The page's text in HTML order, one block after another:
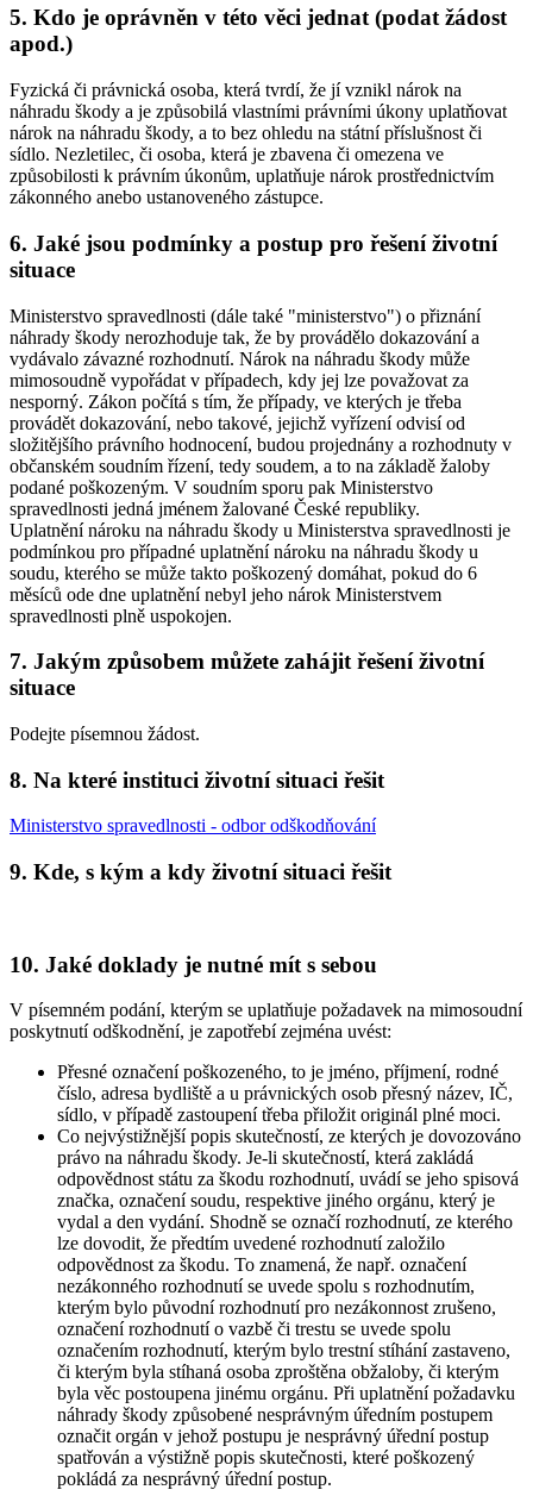
5. Kdo je oprávněn v této věci jednat (podat žádost
apod.)
Fyzická či právnická osoba, která tvrdí, že jí vznikl nárok na
náhradu škody a je způsobilá vlastními právními úkony uplatňovat
nárok na náhradu škody, a to bez ohledu na státní příslušnost či
sídlo. Nezletilec, či osoba, která je zbavena či omezena ve
způsobilosti k právním úkonům, uplatňuje nárok prostřednictvím
zákonného anebo ustanoveného zástupce.
6. Jaké jsou podmínky a postup pro řešení životní
situace
Ministerstvo spravedlnosti (dále také "ministerstvo") o přiznání
náhrady škody nerozhoduje tak, že by provádělo dokazování a
vydávalo závazné rozhodnutí. Nárok na náhradu škody může
mimosoudně vypořádat v případech, kdy jej lze považovat za
nesporný. Zákon počítá s tím, že případy, ve kterých je třeba
provádět dokazování, nebo takové, jejichž vyřízení odvisí od
složitějšího právního hodnocení, budou projednány a rozhodnuty v
občanském soudním řízení, tedy soudem, a to na základě žaloby
podané poškozeným. V soudním sporu pak Ministerstvo
spravedlnosti jedná jménem žalované České republiky.
Uplatnění nároku na náhradu škody u Ministerstva spravedlnosti je
podmínkou pro případné uplatnění nároku na náhradu škody u
soudu, kterého se může takto poškozený domáhat, pokud do 6
měsíců ode dne uplatnění nebyl jeho nárok Ministerstvem
spravedlnosti plně uspokojen.
7. Jakým způsobem můžete zahájit řešení životní
situace
Podejte písemnou žádost.
8. Na které instituci životní situaci řešit
Ministerstvo spravedlnosti - odbor odškodňování
9. Kde, s kým a kdy životní situaci řešit
10. Jaké doklady je nutné mít s sebou
V písemném podání, kterým se uplatňuje požadavek na mimosoudní
poskytnutí odškodnění, je zapotřebí zejména uvést:
Přesné označení poškozeného, to je jméno, příjmení, rodné
číslo, adresa bydliště a u právnických osob přesný název, IČ,
sídlo, v případě zastoupení třeba přiložit originál plné moci.
Co nejvýstižnější popis skutečností, ze kterých je dovozováno
právo na náhradu škody. Je-li skutečností, která zakládá
odpovědnost státu za škodu rozhodnutí, uvádí se jeho spisová
značka, označení soudu, respektive jiného orgánu, který je
vydal a den vydání. Shodně se označí rozhodnutí, ze kterého
lze dovodit, že předtím uvedené rozhodnutí založilo
odpovědnost za škodu. To znamená, že např. označení
nezákonného rozhodnutí se uvede spolu s rozhodnutím,
kterým bylo původní rozhodnutí pro nezákonnost zrušeno,
označení rozhodnutí o vazbě či trestu se uvede spolu
označením rozhodnutí, kterým bylo trestní stíhání zastaveno,
či kterým byla stíhaná osoba zproštěna obžaloby, či kterým
byla věc postoupena jinému orgánu. Při uplatnění požadavku
náhrady škody způsobené nesprávným úředním postupem
označit orgán v jehož postupu je nesprávný úřední postup
spatřován a výstižně popis skutečnosti, které poškozený
pokládá za nesprávný úřední postup.